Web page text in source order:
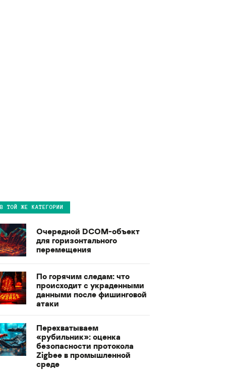
В ТОЙ ЖЕ КАТЕГОРИИ
Очередной DCOM-объект
для горизонтального
перемещения
По горячим следам: что
происходит с украденными
данными после фишинговой
атаки
Перехватываем
«рубильник»: оценка
безопасности протокола
Zigbee в промышленной
среде